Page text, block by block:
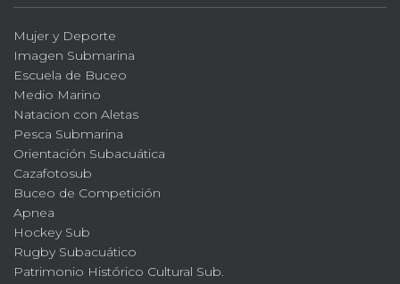
Mujer y Deporte
Imagen Submarina
Escuela de Buceo
Medio Marino
Natacion con Aletas
Pesca Submarina
Orientación Subacuática
Cazafotosub
Buceo de Competición
Apnea
Hockey Sub
Rugby Subacuático
Patrimonio Histórico Cultural Sub.